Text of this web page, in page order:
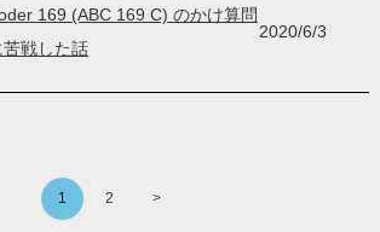
169 (ABC 169 C) のかけ算問
苦戦した話
2020/6/3
1 2 >